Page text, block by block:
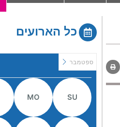
כל הארועים
ספטמבר
SU
MO